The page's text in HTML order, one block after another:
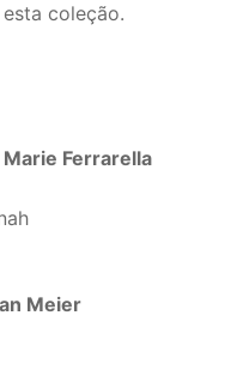
coleção.
Ferrarella
Meier